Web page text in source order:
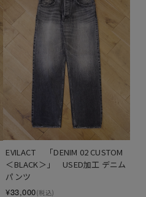
EVILACT 　「DENIM 02 CUSTOM
＜BLACK＞」　USED加工 デニム
パンツ
¥33,000(税込)